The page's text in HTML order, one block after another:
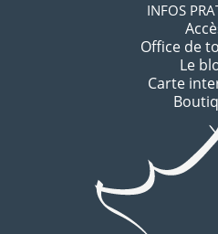
INFOS
Office de
Le
Carte